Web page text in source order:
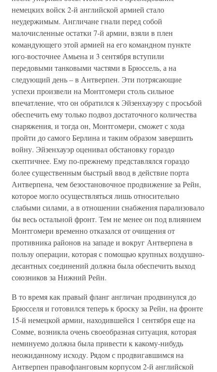
немецких войск 2-й английской армией стало
неудержимым. Англичане гнали перед собой
малочисленные остатки 7-й армии, взяли в плен
командующего этой армией на его командном пункте
юго-восточнее Амьена и 3 сентября вступили
передовыми танковыми частями в Брюссель, а на
следующий день – в Антверпен. Эти потрясающие
успехи произвели на Монтгомери столь сильное
впечатление, что он обратился к Эйзенхауэру с просьбой
обеспечить ему только подвоз достаточного количества
снаряжения, и тогда он, Монтгомери, сможет с хода
пройти до самого Берлина и таким образом завершить
войну. Эйзенхауэр оценивал обстановку гораздо
скептичнее. Ему по-прежнему представлялся гораздо
более существенным быстрый ввод в действие порта
Антверпена, чем безостановочное продвижение за Рейн,
которое могло осуществляться лишь относительно
слабыми силами, а в отношении снабжения парализовало
бы весь остальной фронт. Тем не менее он под влиянием
Монтгомери временно отказался от очищения от
противника районов на западе и вокруг Антверпена в
пользу операции, которая с помощью крупных воздушно-
десантных соединений должна была обеспечить выход
союзников за Нижний Рейн.
В то время как правый фланг англичан продвинулся до
Брюсселя и готовился теперь к броску за Рейн, на фронте
15-й немецкой армии, находившейся 1 сентября еще на
Сомме, возникла очень своеобразная ситуация, которая
неминуемо должна была привести к какому-нибудь
неожиданному исходу. Рядом с продвигавшимся на
Антверпен правофланговым корпусом 2-й английской